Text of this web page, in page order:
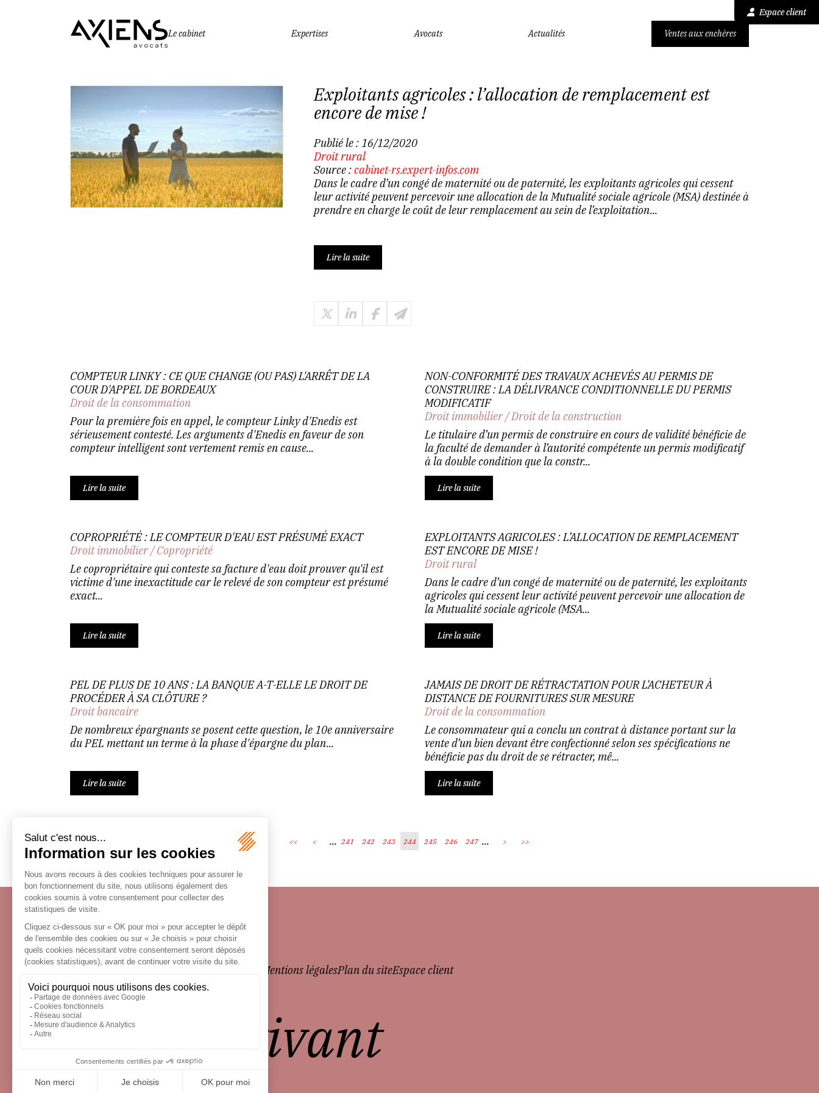
Espace client
Le cabinet
Expertises Avocats Actualités Ventes aux enchères
Exploitants agricoles : l’allocation de remplacement est
encore de mise !
Publié le :16/12/2020
Droit rural
Source :cabinet-rs.expert-infos.com
Dans le cadre d’un congé de maternité ou de paternité, les exploitants agricoles qui cessent
leur activité peuvent percevoir une allocation de la Mutualité sociale agricole (MSA) destinée à
prendre en charge le coût de leur remplacement au sein de l’exploitation...
Lire la suite
COMPTEUR LINKY : CE QUE CHANGE (OU PAS) L'ARRÊT DE LA
COUR D'APPEL DE BORDEAUX
Droit de la consommation
Pour la première fois en appel, le compteur Linky d'Enedis est
sérieusement contesté. Les arguments d'Enedis en faveur de son
compteur intelligent sont vertement remis en cause...
Lire la suite
NON-CONFORMITÉ DES TRAVAUX ACHEVÉS AU PERMIS DE
CONSTRUIRE : LA DÉLIVRANCE CONDITIONNELLE DU PERMIS
MODIFICATIF
Droit immobilier/Droit de la construction
Le titulaire d’un permis de construire en cours de validité bénéficie de
la faculté de demander à l’autorité compétente un permis modificatif
à la double condition que la constr...
Lire la suite
COPROPRIÉTÉ : LE COMPTEUR D'EAU EST PRÉSUMÉ EXACT
Droit immobilier/Copropriété
Le copropriétaire qui conteste sa facture d'eau doit prouver qu'il est
victime d'une inexactitude car le relevé de son compteur est présumé
exact...
Lire la suite
EXPLOITANTS AGRICOLES : L’ALLOCATION DE REMPLACEMENT
EST ENCORE DE MISE !
Droit rural
Dans le cadre d’un congé de maternité ou de paternité, les exploitants
agricoles qui cessent leur activité peuvent percevoir une allocation de
la Mutualité sociale agricole (MSA...
Lire la suite
PEL DE PLUS DE 10 ANS : LA BANQUE A-T-ELLE LE DROIT DE
PROCÉDER À SA CLÔTURE ?
Droit bancaire
De nombreux épargnants se posent cette question, le 10e anniversaire
du PEL mettant un terme à la phase d'épargne du plan...
Lire la suite
JAMAIS DE DROIT DE RÉTRACTATION POUR L'ACHETEUR À
DISTANCE DE FOURNITURES SUR MESURE
Droit de la consommation
Le consommateur qui a conclu un contrat à distance portant sur la
vente d’un bien devant être confectionné selon ses spécifications ne
bénéficie pas du droit de se rétracter, mê...
Lire la suite
<< < ... 241 242 243 244 245 246 247 ... > >>
Écosystème Mentions légalesPlan du siteEspace client
le droit vivant